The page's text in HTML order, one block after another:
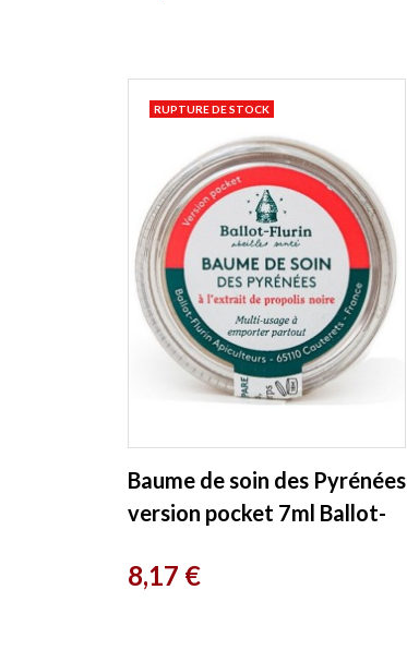
Baume de soin des Pyrénées
version pocket 7ml Ballot-
Prix
8,17 €
RUPTURE DE STOCK